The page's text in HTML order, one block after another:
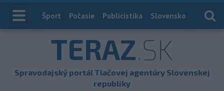
Index
Šport Počasie Publicistika Slovensko
TERAZ.SK
Spravodajský portál Tlačovej agentúry Slovenskej
republiky